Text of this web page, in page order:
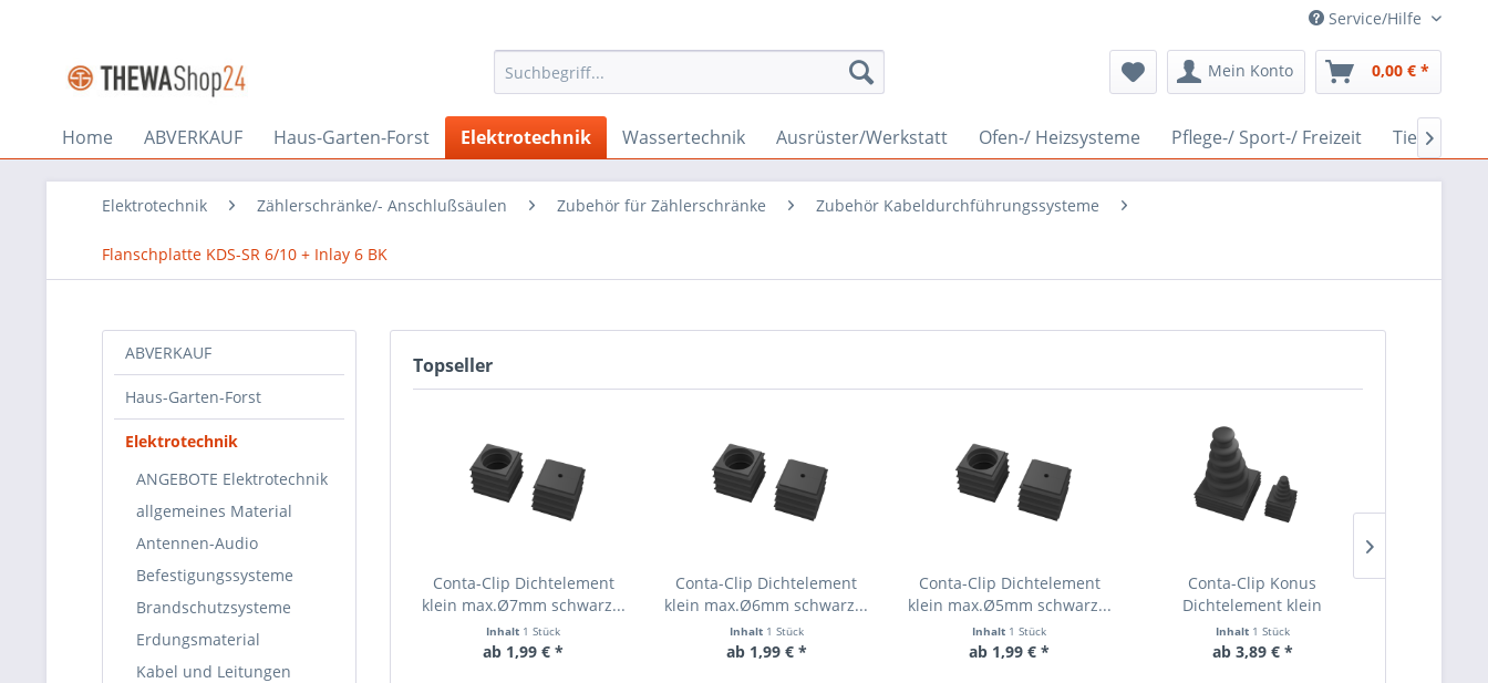
Service/Hilfe
Mein Konto 0,00 € *
Home ABVERKAUF Haus-Garten-Forst Elektrotechnik Wassertechnik Ausrüster/Werkstatt Ofen-/ Heizsysteme Pflege-/ Sport-/ Freizeit Tierwelt

Elektrotechnik Zählerschränke/- Anschlußsäulen Zubehör für Zählerschränke Zubehör Kabeldurchführungssysteme
Flanschplatte KDS-SR 6/10 + Inlay 6 BK
ABVERKAUF
Haus-Garten-Forst
Elektrotechnik
ANGEBOTE Elektrotechnik
allgemeines Material
Antennen-Audio
Befestigungssysteme
Brandschutzsysteme
Erdungsmaterial
Kabel und Leitungen
Topseller
Conta-Clip Dichtelement
klein max.Ø7mm schwarz...
Inhalt 1 Stück
ab 1,99 € *
Conta-Clip Dichtelement
klein max.Ø6mm schwarz...
Inhalt 1 Stück
ab 1,99 € *
Conta-Clip Dichtelement
klein max.Ø5mm schwarz...
Inhalt 1 Stück
ab 1,99 € *
Conta-Clip Konus
Dichtelement klein
max.Ø11mm...
Inhalt 1 Stück
ab 3,89 € *